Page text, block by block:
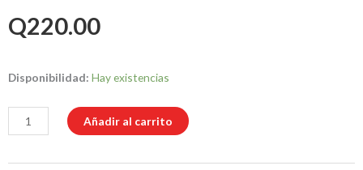
Q220.00
Disponibilidad: Hay existencias
Motor
/
Añadir al carrito